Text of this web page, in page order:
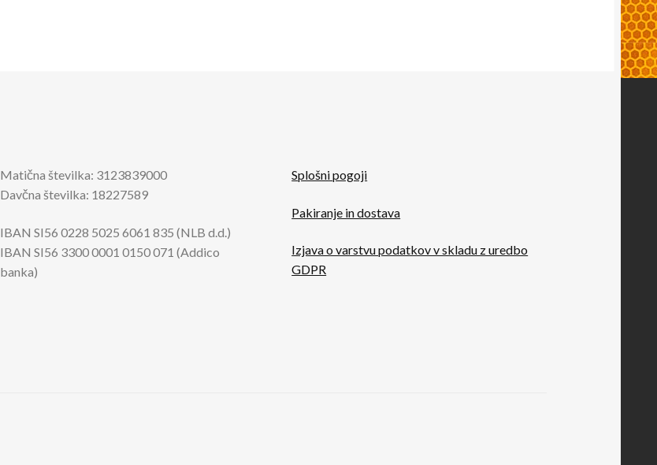
Matična številka: 3123839000
Davčna številka: 18227589
IBAN SI56 0228 5025 6061 835 (NLB d.d.)
IBAN SI56 3300 0001 0150 071 (Addico
banka)
Splošni pogoji
Pakiranje in dostava
Izjava o varstvu podatkov v skladu z uredbo
GDPR